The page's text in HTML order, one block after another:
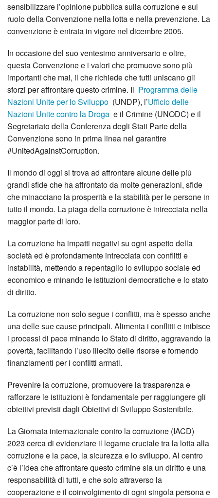
sensibilizzare l’opinione pubblica sulla corruzione e sul
ruolo della Convenzione nella lotta e nella prevenzione. La
convenzione è entrata in vigore nel dicembre 2005.
In occasione del suo ventesimo anniversario e oltre,
questa Convenzione e i valori che promuove sono più
importanti che mai, il che richiede che tutti uniscano gli
sforzi per affrontare questo crimine. Il Programma delle
Nazioni Unite per lo Sviluppo (UNDP), l’Ufficio delle
Nazioni Unite contro la Droga e il Crimine (UNODC) e il
Segretariato della Conferenza degli Stati Parte della
Convenzione sono in prima linea nel garantire
#UnitedAgainstCorruption.
Il mondo di oggi si trova ad affrontare alcune delle più
grandi sfide che ha affrontato da molte generazioni, sfide
che minacciano la prosperità e la stabilità per le persone in
tutto il mondo. La piaga della corruzione è intrecciata nella
maggior parte di loro.
La corruzione ha impatti negativi su ogni aspetto della
società ed è profondamente intrecciata con conflitti e
instabilità, mettendo a repentaglio lo sviluppo sociale ed
economico e minando le istituzioni democratiche e lo stato
di diritto.
La corruzione non solo segue i conflitti, ma è spesso anche
una delle sue cause principali. Alimenta i conflitti e inibisce
i processi di pace minando lo Stato di diritto, aggravando la
povertà, facilitando l’uso illecito delle risorse e fornendo
finanziamenti per i conflitti armati.
Prevenire la corruzione, promuovere la trasparenza e
rafforzare le istituzioni è fondamentale per raggiungere gli
obiettivi previsti dagli Obiettivi di Sviluppo Sostenibile.
La Giornata internazionale contro la corruzione (IACD)
2023 cerca di evidenziare il legame cruciale tra la lotta alla
corruzione e la pace, la sicurezza e lo sviluppo. Al centro
c’è l’idea che affrontare questo crimine sia un diritto e una
responsabilità di tutti, e che solo attraverso la
cooperazione e il coinvolgimento di ogni singola persona e